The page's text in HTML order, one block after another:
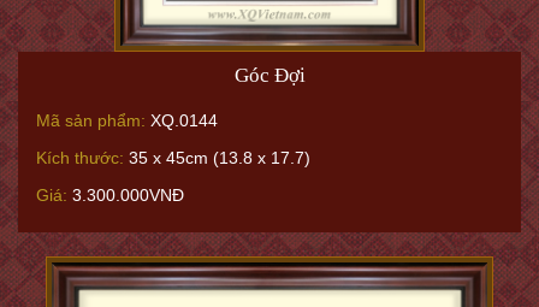
Góc Đợi
Mã sản phẩm: XQ.0144
Kích thước: 35 x 45cm (13.8 x 17.7)
Giá: 3.300.000VNĐ